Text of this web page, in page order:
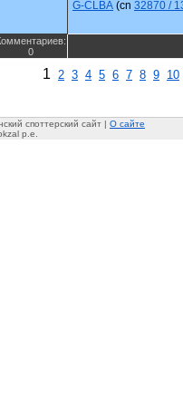
G-CLBA (cn 32870 /
0
1 2 3 4 5 6 7 8 9 10
споттерский сайт | О сайте
p.e.